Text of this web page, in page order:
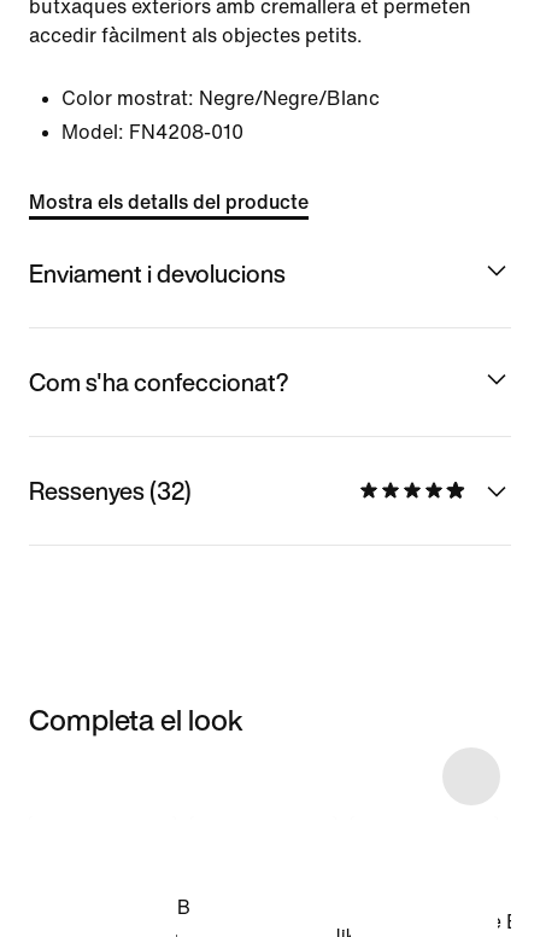
butxaques exteriors amb cremallera et permeten
accedir fàcilment als objectes petits.
Color mostrat: Negre/Negre/Blanc
Model: FN4208-010
Mostra els detalls del producte
Enviament i devolucions
Com s'ha confeccionat?
Ressenyes (32)
Completa el look